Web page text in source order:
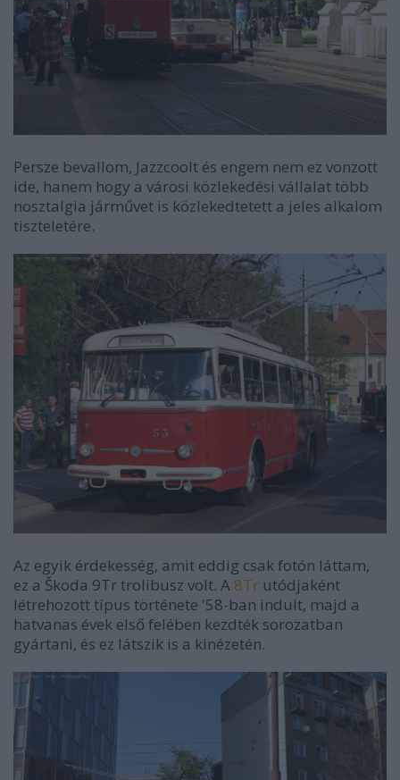
Persze bevallom, Jazzcoolt és engem nem ez vonzott
ide, hanem hogy a városi közlekedési vállalat több
nosztalgia járművet is közlekedtetett a jeles alkalom
tiszteletére.
Az egyik érdekesség, amit eddig csak fotón láttam,
ez a Škoda 9Tr trolibusz volt. A 8Tr utódjaként
létrehozott típus története '58-ban indult, majd a
hatvanas évek első felében kezdték sorozatban
gyártani, és ez látszik is a kinézetén.